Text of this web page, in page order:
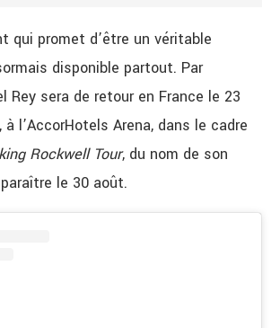
qui promet d’être un véritable
disponible partout. Par
Rey sera de retour en France le 23
l’AccorHotels Arena, dans le cadre
Rockwell Tour, du nom de son
le 30 août.